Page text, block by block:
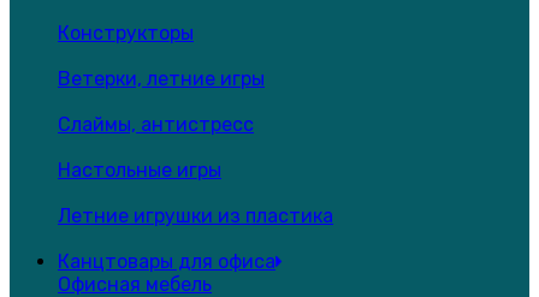
Конструкторы
Ветерки, летние игры
Слаймы, антистресс
Настольные игры
Летние игрушки из пластика
Канцтовары для офиса
Офисная мебель